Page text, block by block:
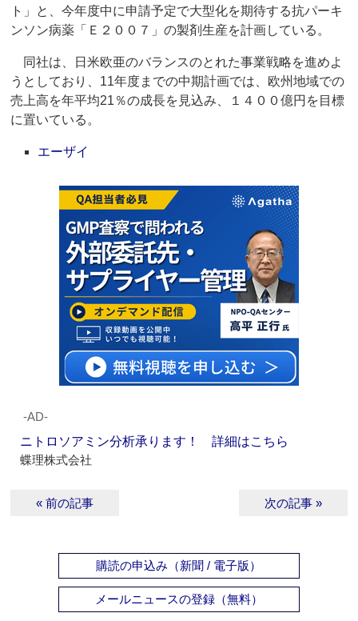
ト」と、今年度中に申請予定で大型化を期待する抗パーキ
ンソン病薬「Ｅ２００７」の製剤生産を計画している。
同社は、日米欧亜のバランスのとれた事業戦略を進めよ
うとしており、11年度までの中期計画では、欧州地域での
売上高を年平均21％の成長を見込み、１４００億円を目標
に置いている。
エーザイ
‐AD‐
ニトロソアミン分析承ります！ 詳細はこちら
蝶理株式会社
« 前の記事 次の記事 »
購読の申込み（新聞 / 電子版）
メールニュースの登録（無料）